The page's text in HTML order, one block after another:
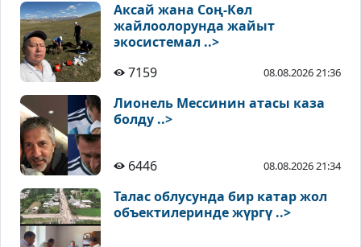
Аксай жана Соң-Көл
жайлоолорунда жайыт
экосистемал ..>
7159
08.08.2026 21:36
Лионель Мессинин атасы каза
болду ..>
6446 08.08.2026 21:34
Талас облусунда бир катар жол
объектилеринде жүргү ..>